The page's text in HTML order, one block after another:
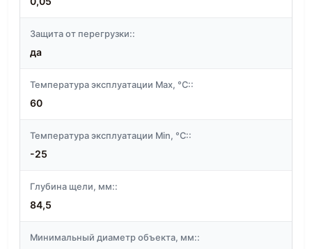
Защита от перегрузки::
да
Температура эксплуатации Max, °C::
60
Температура эксплуатации Min, °C::
-25
Глубина щели, мм::
84,5
Минимальный диаметр объекта, мм::